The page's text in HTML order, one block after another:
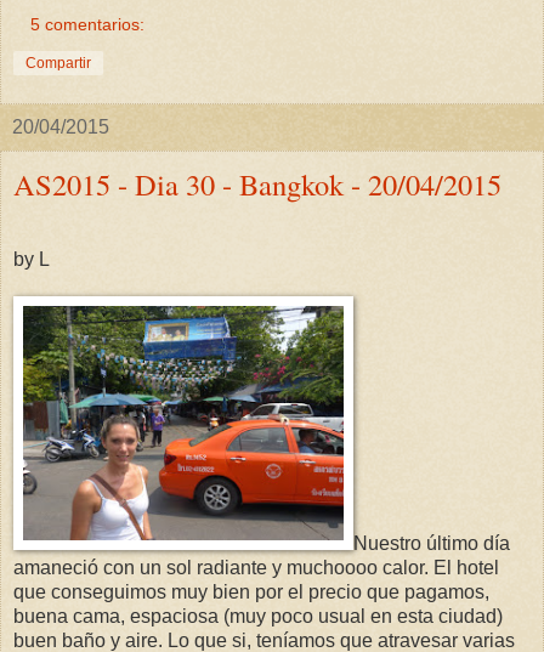
5 comentarios:
Compartir
20/04/2015
AS2015 - Dia 30 - Bangkok - 20/04/2015
by L
Nuestro último día
amaneció con un sol radiante y muchoooo calor. El hotel
que conseguimos muy bien por el precio que pagamos,
buena cama, espaciosa (muy poco usual en esta ciudad)
buen baño y aire. Lo que si, teníamos que atravesar varias